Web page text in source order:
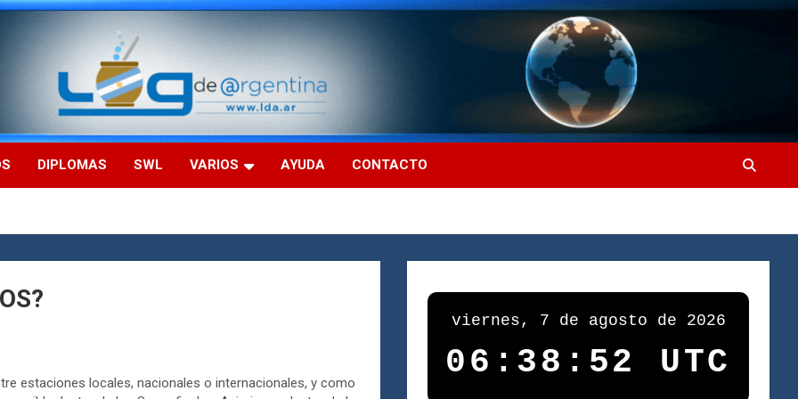
DIPLOMAS SWL VARIOS AYUDA CONTACTO
estaciones locales, nacionales o internacionales, y como
viernes, 7 de agosto de 2026
06:38:53 UTC